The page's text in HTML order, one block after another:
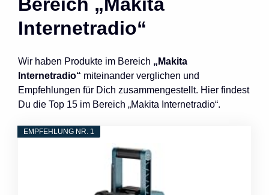
Internetradio“
Wir haben Produkte im Bereich „Makita
Internetradio“ miteinander verglichen und
Empfehlungen für Dich zusammengestellt. Hier findest
Du die Top 15 im Bereich „Makita Internetradio“.
EMPFEHLUNG NR. 1